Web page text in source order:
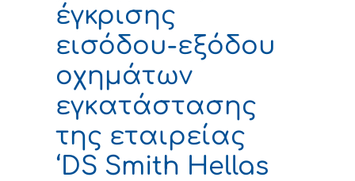
έγκρισης
εισόδου-εξόδου
οχημάτων
εγκατάστασης
της εταιρείας
‘DS Smith Hellas